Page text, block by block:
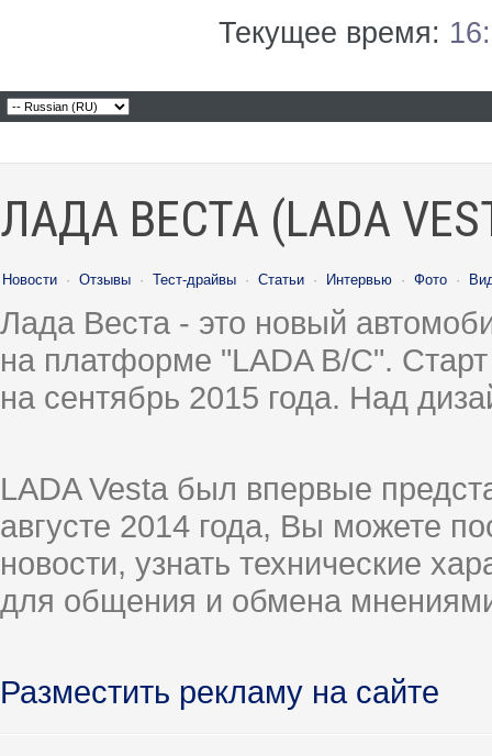
Текущее время:
ЛАДА ВЕСТА (LADA
Новости · Отзывы · Тест-драйвы · Статьи · Интервью · Фото ·
Лада Веста - это новый
на платформе "LADA B/C".
на сентябрь 2015 года. Над
LADA Vesta был впервые
августе 2014 года, Вы можете
новости, узнать технические
для общения и обмена
Разместить рекламу на сайте